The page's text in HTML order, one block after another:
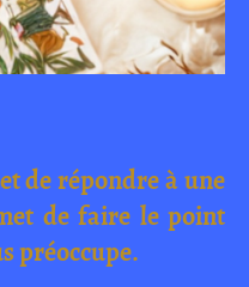
de répondre à une
de faire le point
préoccupe.